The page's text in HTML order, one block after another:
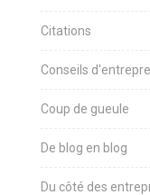
Citations
Conseils
Coup de gueule
De blog en blog
Du côté des